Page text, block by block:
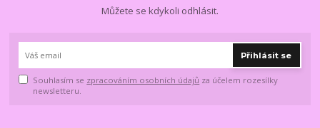
Můžete se kdykoli odhlásit.
Přihlásit se
Souhlasím se zpracováním osobních údajů za účelem rozesílky
newsletteru.